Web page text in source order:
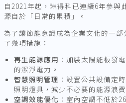
自2021年起，琳得科已連續6年參與
源自於「日常的累積」。
為了讓節能意識成為企業文化的一
了幾項措施：
再生能源應用 ：加裝太陽能板發
的潔淨電力。
智慧照明管理 ：設置公共設備定
照明燈具，減少不必要的能源浪費
空調效能優化 ：室內空調不低於